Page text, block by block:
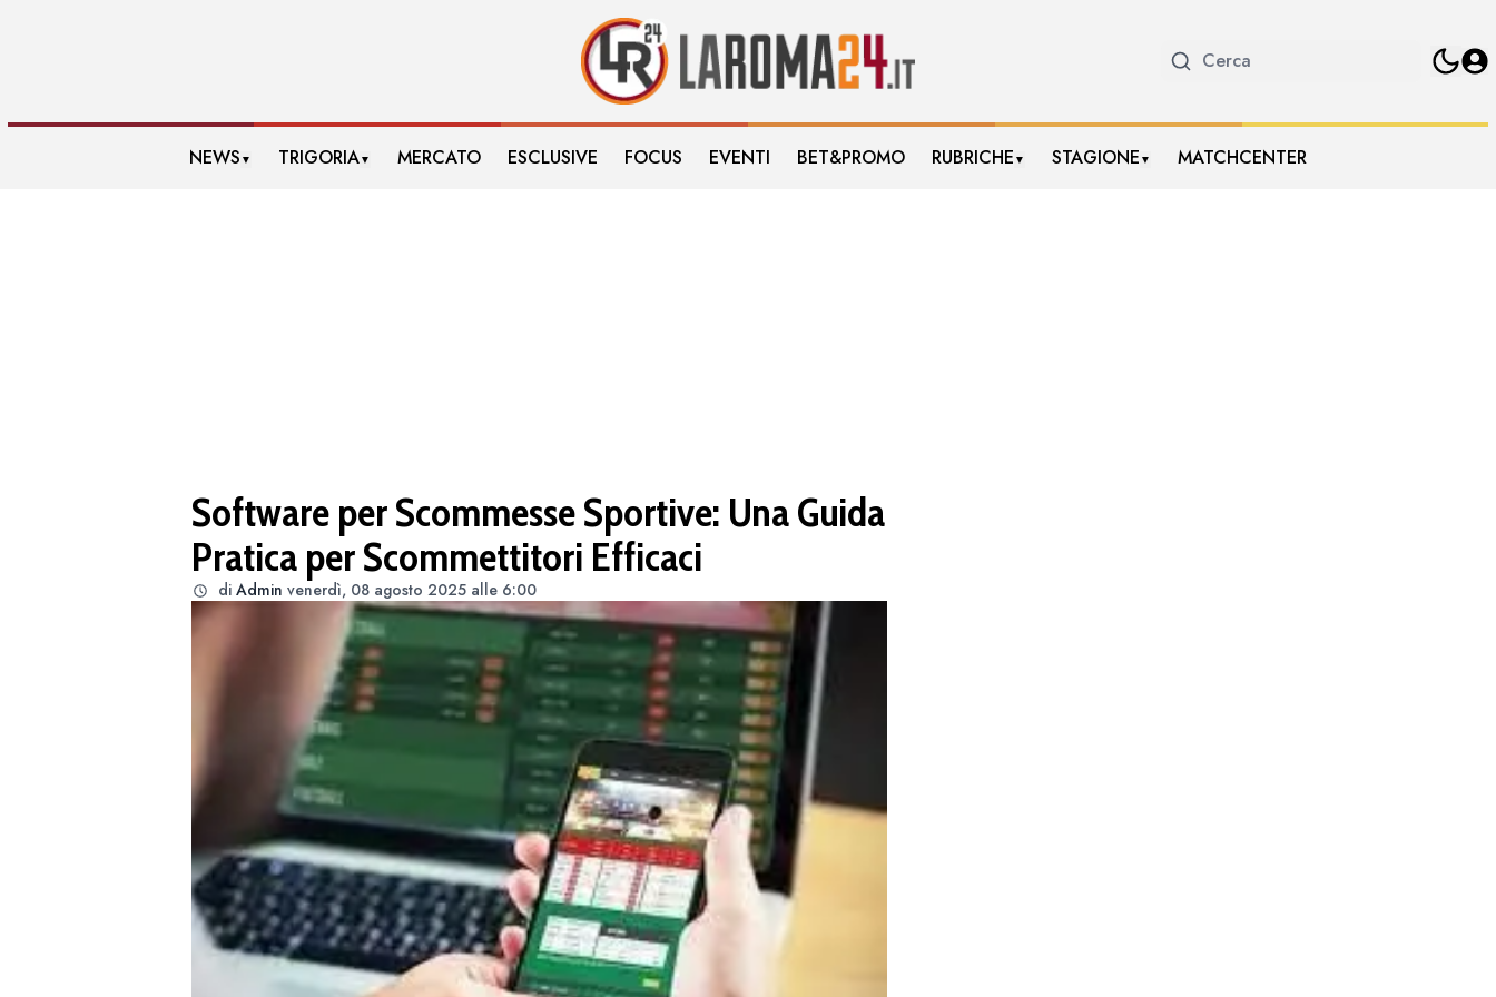
NEWS ▼ TRIGORIA▼ MERCATO ESCLUSIVE FOCUS EVENTI BET&PROMO RUBRICHE ▼ STAGIONE ▼ MATCHCENTER
Software per Scommesse Sportive: Una Guida
Pratica per Scommettitori Efficaci
di Admin venerdì, 08 agosto 2025 alle 6:00